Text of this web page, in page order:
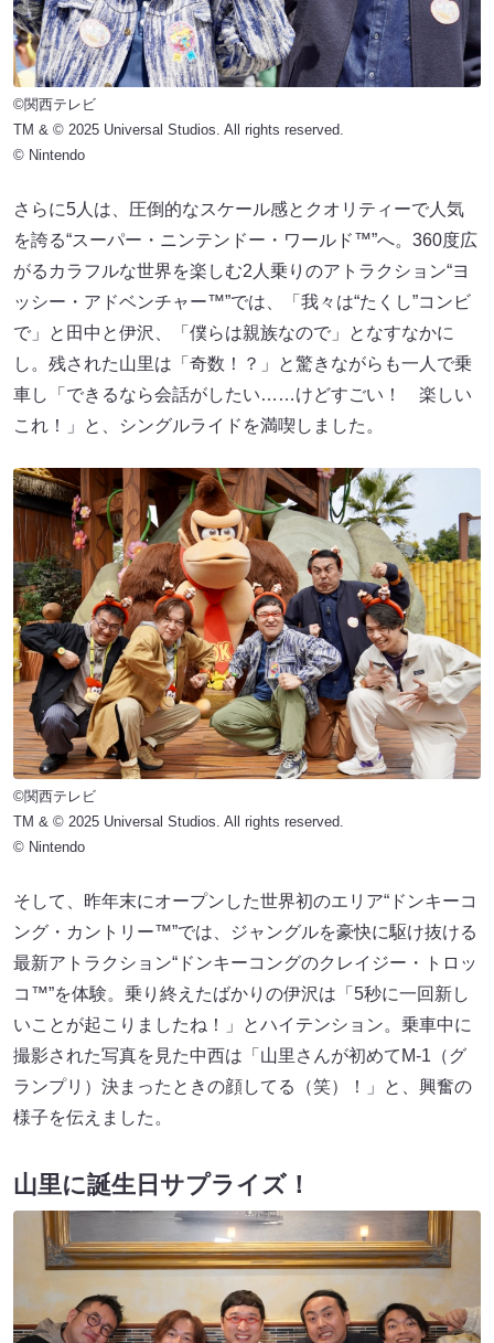
©関西テレビ
TM & © 2025 Universal Studios. All rights reserved.
© Nintendo
さらに5人は、圧倒的なスケール感とクオリティーで人気
を誇る“スーパー・ニンテンドー・ワールド™”へ。360度広
がるカラフルな世界を楽しむ2人乗りのアトラクション“ヨ
ッシー・アドベンチャー™”では、「我々は“たくし”コンビ
で」と田中と伊沢、「僕らは親族なので」となすなかに
し。残された山里は「奇数！？」と驚きながらも一人で乗
車し「できるなら会話がしたい……けどすごい！ 楽しい
これ！」と、シングルライドを満喫しました。
©関西テレビ
TM & © 2025 Universal Studios. All rights reserved.
© Nintendo
そして、昨年末にオープンした世界初のエリア“ドンキーコ
ング・カントリー™”では、ジャングルを豪快に駆け抜ける
最新アトラクション“ドンキーコングのクレイジー・トロッ
コ™”を体験。乗り終えたばかりの伊沢は「5秒に一回新し
いことが起こりましたね！」とハイテンション。乗車中に
撮影された写真を見た中西は「山里さんが初めてM-1（グ
ランプリ）決まったときの顔してる（笑）！」と、興奮の
様子を伝えました。
山里に誕生日サプライズ！